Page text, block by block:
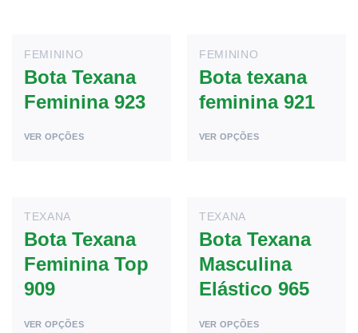
FEMININO
Bota Texana
Feminina 923
VER OPÇÕES
FEMININO
Bota texana
feminina 921
VER OPÇÕES
TEXANA
Bota Texana
Feminina Top
909
VER OPÇÕES
TEXANA
Bota Texana
Masculina
Elástico 965
VER OPÇÕES